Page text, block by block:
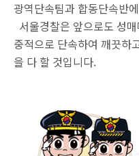
광역단속팀과 합동단속반
서울경찰은 앞으로도 성
중적으로 단속하여 깨끗하
을 다 할 것입니다.